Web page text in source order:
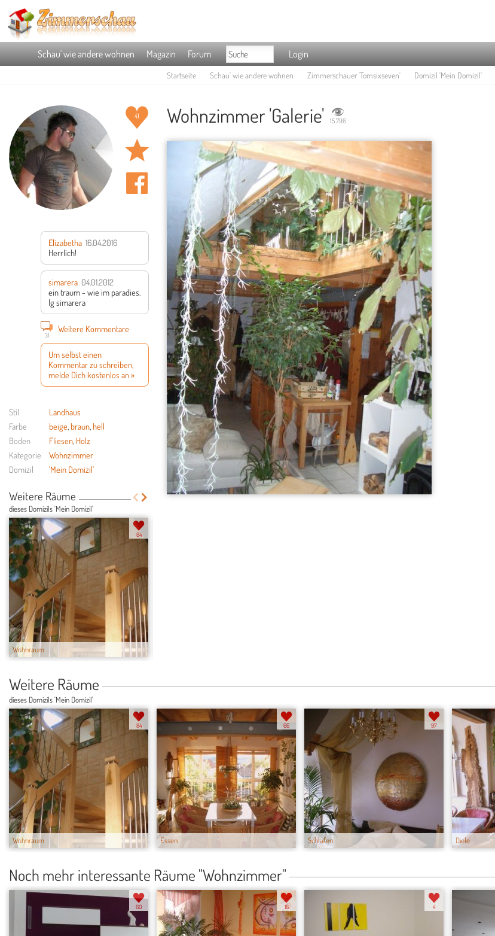
Schau' wie andere wohnen Magazin Forum Login
Startseite Schau' wie andere wohnen Zimmerschauer 'Tomsixseven' Domizil 'Mein Domizil'
41
Elizabetha 16.04.2016
Herrlich!
simarera 04.01.2012
ein traum - wie im paradies.
lg simarera
31
Weitere Kommentare
Um selbst einen
Kommentar zu schreiben,
melde Dich kostenlos an »
Stil
Landhaus
Farbe
beige,braun,hell
Boden
Fliesen, Holz
Kategorie
Wohnzimmer
Domizil
'Mein Domizil'
Weitere Räume
dieses Domizils 'Mein Domizil'
Wohnraum
84
Wohnzimmer 'Galerie' 15.796
Weitere Räume
dieses Domizils 'Mein Domizil'
Wohnraum
84
Essen
66
Schlafen
97
Diele
Noch mehr interessante Räume "Wohnzimmer"
60 16 4